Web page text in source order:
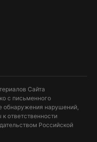
Сайта
с письменного
обнаружения нарушений,
ответственности
Российской